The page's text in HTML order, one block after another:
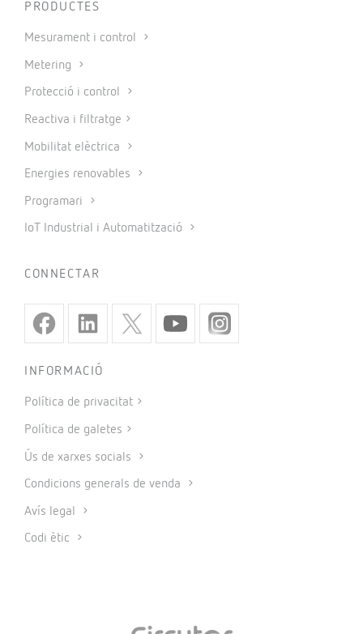
PRODUCTES
Mesurament i control
Metering
Protecció i control
Reactiva i filtratge
Mobilitat elèctrica
Energies renovables
Programari
IoT Industrial i Automatització
CONNECTAR
INFORMACIÓ
Política de privacitat
Política de galetes
Ús de xarxes socials
Condicions generals de venda
Avís legal
Codi ètic